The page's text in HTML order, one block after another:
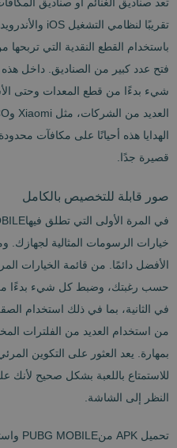
باستخدام القطع النقدية التي
فتح عدد كبير من الصناديق. داخل
شيء بدءًا من قطع المعدات وحتى
الهدايا هذه أحيانًا على مكافآت
قصيرة جدًا.
صور قابلة للتخصيص بالكامل
خيارات الرسومات المثالية لجهازك.
الأفضل دائمًا. من قائمة الخيارات
حسب رغبتك، وضبط كل شيء بدءًا من
في الثانية، بما في ذلك استخدام
من استخدام العديد من الفلترات
بمهارة. يعد العثور على التكوين
للاستمتاع باللعبة بشكل صحيح
النظر إلى الشاشة.